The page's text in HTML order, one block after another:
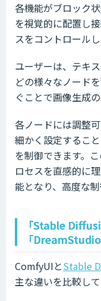
各機能がブロック
を視覚的に配置し
スをコントロールし
ユーザーは、テキ
どの様々なノード
ぐことで画像生成
各ノードには調整
細かく設定するこ
を制御できます。
ロセスを直感的に
能となり、高度な
「Stable
「
ComfyUIとStable
主な違いを比較して